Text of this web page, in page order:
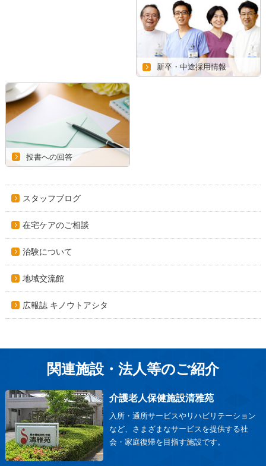
新卒・中途採用情報
投書への回答
スタッフブログ
在宅ケアのご相談
治験について
地域交流館
広報誌 キノウトアシタ
関連施設・法人等のご紹介
介護老人保健施設清雅苑
入所・通所サービスやリハビリテーション
など、さまざまなサービスを提供する社
会・家庭復帰を目指す施設です。